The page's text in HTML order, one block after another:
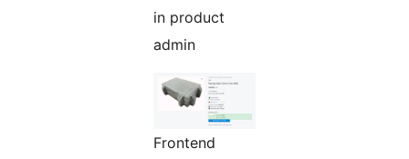
in product
admin
Frontend